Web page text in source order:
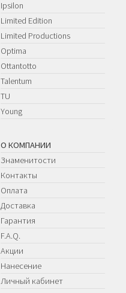
Ipsilon
Limited Edition
Limited Productions
Optima
Ottantotto
Talentum
TU
Young
О КОМПАНИИ
Знаменитости
Контакты
Оплата
Доставка
Гарантия
F.A.Q.
Акции
Нанесение
Личный кабинет